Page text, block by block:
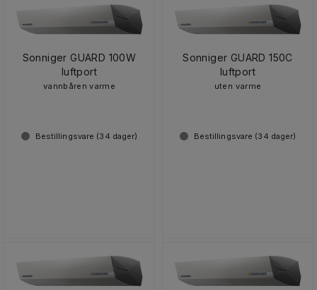
Sonniger GUARD 100W
luftport
vannbåren varme
Bestillingsvare (34 dager)
Sonniger GUARD 150C
luftport
uten varme
Bestillingsvare (34 dager)